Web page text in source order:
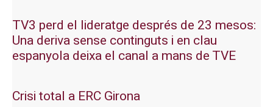
TV3 perd el lideratge després de 23 mesos:
Una deriva sense continguts i en clau
espanyola deixa el canal a mans de TVE
Crisi total a ERC Girona